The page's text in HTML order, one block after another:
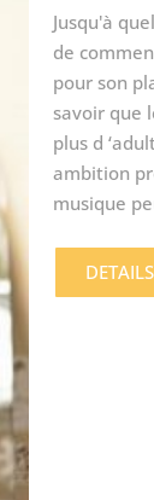
Jusqu'à
de
pour son
savoir que
plus d
ambition
musique
DETAILS